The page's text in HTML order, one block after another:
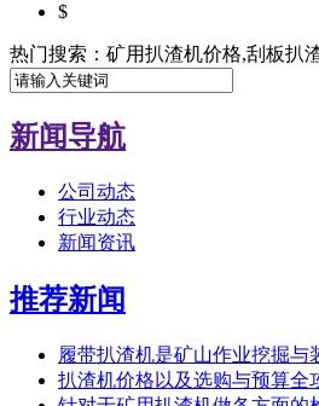
$
热门搜索：矿用扒渣机价格,刮板扒
新闻导航
公司动态
行业动态
新闻资讯
推荐新闻
履带扒渣机是矿山作业挖掘与
扒渣机价格以及选购与预算全